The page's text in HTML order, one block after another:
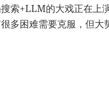
索+LLM的大戏正在上
多困难需要克服，但大